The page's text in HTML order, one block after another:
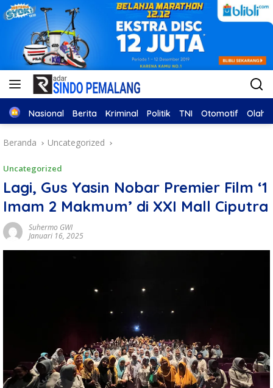
Home
Nasional Berita Kriminal Politik TNI Otomotif
Beranda Uncategorized
Uncategorized
Lagi, Gus Yasin Nobar Premier Film ‘1
Imam 2 Makmum’ di XXI Mall Ciputra
Suhermo GWI
Januari 16, 2025